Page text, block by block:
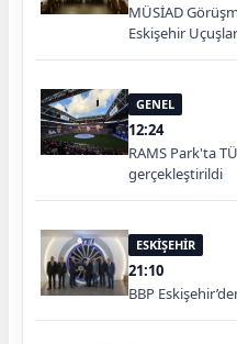
MÜSİAD
Eskişehir
GENEL
12:24
RAMS Park'ta
gerçekleştirildi
ESKİŞEHİR
21:10
BBP